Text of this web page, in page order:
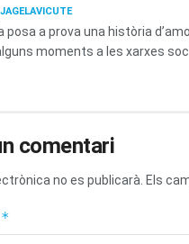
posa a prova una història
moments a les xarxes
comentari
no es publicarà. Els
*